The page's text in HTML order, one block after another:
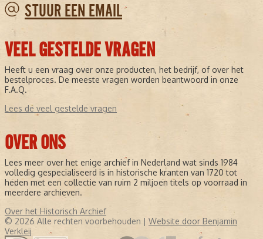
STUUR EEN EMAIL
VEEL GESTELDE VRAGEN
Heeft u een vraag over onze producten, het bedrijf, of over het
bestelproces. De meeste vragen worden beantwoord in onze
F.A.Q.
Lees de veel gestelde vragen
OVER ONS
Lees meer over het enige archief in Nederland wat sinds 1984
volledig gespecialiseerd is in historische kranten van 1720 tot
heden met een collectie van ruim 2 miljoen titels op voorraad in
meerdere archieven.
Over het Historisch Archief
© 2026 Alle rechten voorbehouden | Website door Benjamin
Verkleij